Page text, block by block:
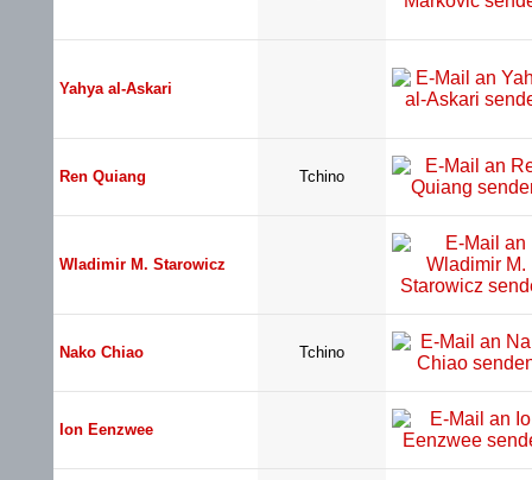
Yahya al-Askari
Ren Quiang Tchino
Wladimir M. Starowicz
Nako Chiao Tchino
Ion Eenzwee